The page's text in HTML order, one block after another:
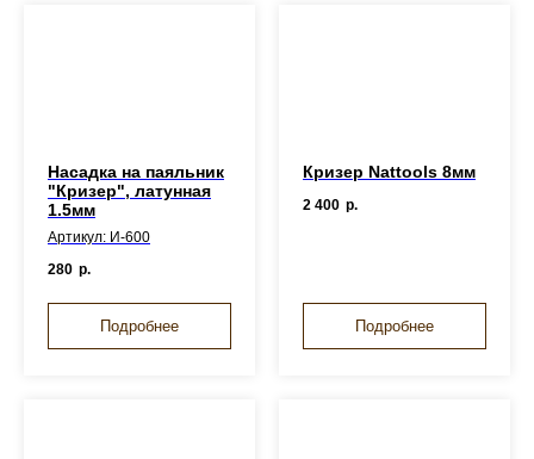
Насадка на паяльник
"Кризер", латунная
1.5мм
Артикул: И-600
280 р.
Подробнее
Кризер Nattools 8мм
2 400 р.
Подробнее